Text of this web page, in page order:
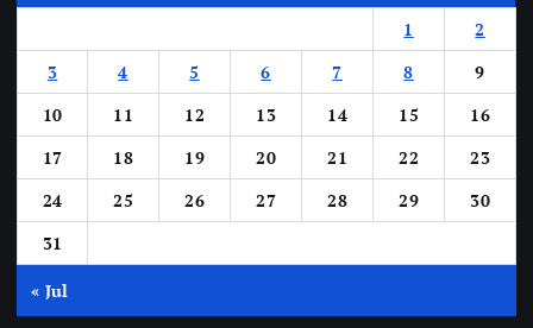
1
2
3
4 5 6 7 8
9
10
11 12 13 14 15
16
17
18 19 20 21 22
23
24
25 26 27 28 29
30
31
« Jul